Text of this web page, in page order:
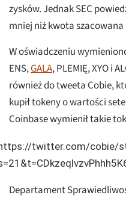
zysków. Jednak SEC
mniej niż kwota szacowana
W oświadczeniu
ENS,GALA, PLEMIĘ, XYO i
również do tweeta Cobie,
kupił tokeny o wartości
Coinbase wymienił takie
twitter.com/cobie/
Departament